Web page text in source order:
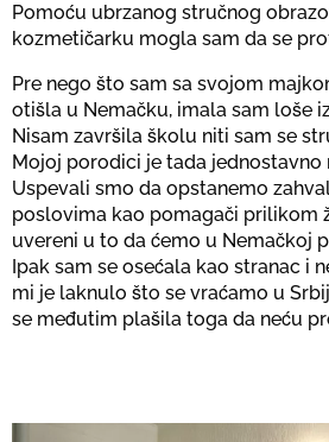
Pomoću ubrzanog stručnog
kozmetičarku mogla sam da se
Pre nego što sam sa svojom
otišla u Nemačku, imala sam loše
Nisam završila školu niti sam se
Mojoj porodici je tada jednostavno
Uspevali smo da opstanemo
poslovima kao pomagači prilikom
uvereni u to da ćemo u Nemačkoj
Ipak sam se osećala kao stranac i
mi je laknulo što se vraćamo u
se međutim plašila toga da neću